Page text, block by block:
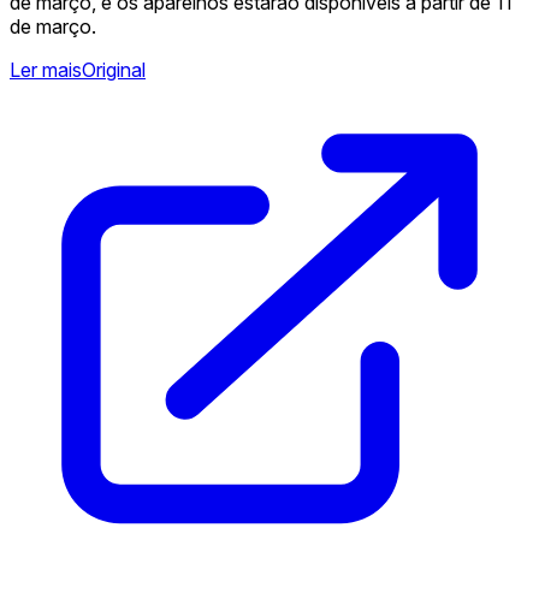
de março.
Ler maisOriginal